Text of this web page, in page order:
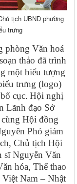
tịch UBND phường
trưng
phòng Văn hoá
thảo đã trình
một biểu tượng
trưng (logo)
cục. Hội nghị
Lãnh đạo Sở
Hội đồng
Phó giám
Chủ tịch Hội
sĩ Nguyễn Văn
hóa, Thể thao
Nam – Nhật